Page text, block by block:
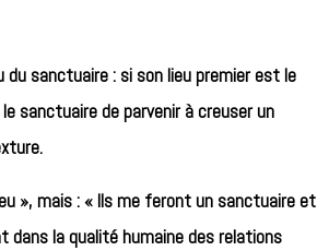
sanctuaire : si son lieu premier est le
sanctuaire de parvenir à creuser un
», mais : « Ils me feront un sanctuaire et
dans la qualité humaine des relations